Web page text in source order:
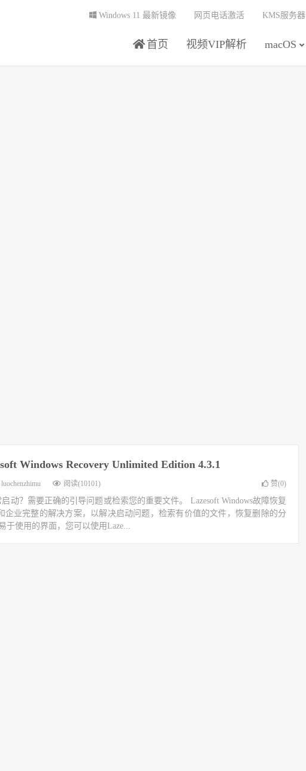
首页 视频VIP解析 macOS
Windows 11 最新镜像 网页电话激活 KMS服务器
Windows Recovery Unlimited Edition 4.3.1
luochenzhimu 阅读(10101) 赞(0)
启动？需要正确的引导问题或检索您的重要文件。 Lazesoft Windows故障恢复
企业完整的解决方案，以解决启动问题，检索有价值的文件，恢复删除的分
于使用的界面，您可以使用Laze...